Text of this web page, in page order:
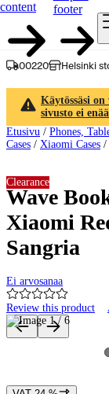
content
footer
00220 Helsinki
Käytössäsi
sivusto ei
Etusivu / Phones,
Cases / Xiaomi Cases /
Wave
Xiaomi
Sangria
Ei arvosanaa
Review this product
Clearance
Product